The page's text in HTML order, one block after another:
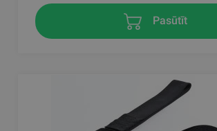
Pasūtīt